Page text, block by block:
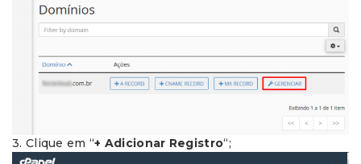
3. Clique em “+ Adicionar Registro“;